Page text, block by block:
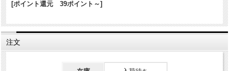
商品コンディションの詳細な説明
※Zippo本体の底（ボトム）の製造年・月とインサイドユニットの製造
年・月は、一致しない場合がございます。ストックを利用する関係上
ずれが生じます(場合によっては数年)。
る状態で販売しておりますが、現状でのお渡しになりますので、商品
[ポイント還元 39ポイント～]
注文